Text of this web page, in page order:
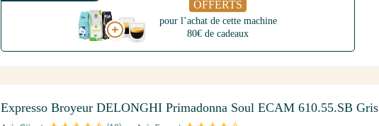
OFFERTS
pour l’achat de cette machine
80€ de cadeaux
Expresso Broyeur DELONGHI Primadonna Soul ECAM 610.55.SB Gris